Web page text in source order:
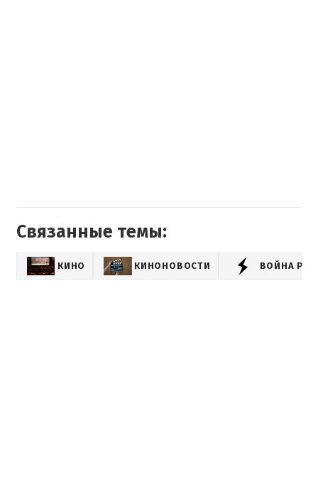
Связанные темы:
КИНО КИНОНОВОСТИ ВОЙНА